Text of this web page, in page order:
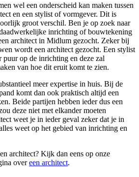
wel een onderscheid kan maken tussen
en een stylist of vormgever. Dit is
groot verschil. Ben je op zoek naar
inrichting of bouwtekening
architect in Midlum gezocht. Zeker bij
wordt een architect gezocht. Een stylist
op de inrichting en deze zal
van hoe dit eruit komt te zien.
meer expertise in huis. Bij de
komt dan ook praktisch altijd een
Beide partijen hebben ieder dus een
deze niet met elkander moeten
weet je in ieder geval zeker dat je in
weet op het gebied van inrichting en
architect? Kijk dan eens op onze
overeen architect.